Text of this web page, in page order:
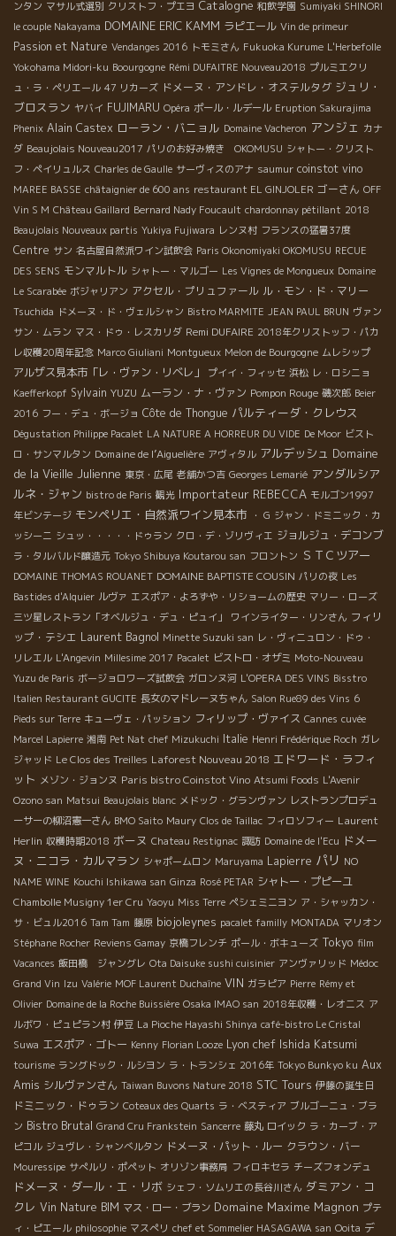
ンタン マサル式選別 クリストフ・プエヨ Catalogne 和飲学園 Sumiyaki SHINORI
le couple Nakayama DOMAINE ERIC KAMM ラピエール Vin de primeur
Passion et Nature Vendanges 2016 トモミさん Fukuoka Kurume L'Herbefolle
Yokohama Midori-ku Boourgogne Rémi DUFAITRE Nouveau2018 プルミエクリ
ュ・ラ・ペリエール 47 リカーズ ドメーヌ・アンドレ・オステルタグ ジュリ・
ブロスラン ヤバイ FUJIMARU Opéra ポール・ルデール Eruption Sakurajima
Phenix Alain Castex ローラン・バニョル Domaine Vacheron アンジェ カナ
ダ Beaujolais Nouveau2017 パリのお好み焼き OKOMUSU シャトー・クリスト
フ・ペイリュルス Charles de Gaulle サーヴィスのアナ saumur coinstot vino
MAREE BASSE châtaignier de 600 ans restaurant EL GINJOLER ゴーさん OFF
Vin S M Château Gaillard Bernard Nady Foucault chardonnay pétillant 2018
Beaujolais Nouveaux partis Yukiya Fujiwara レンヌ村 フランスの猛暑37度
Centre サン 名古屋自然派ワイン試飲会 Paris Okonomiyaki OKOMUSU RECUE
DES SENS モンマルトル シャトー・マルゴー Les Vignes de Mongueux Domaine
Le Scarabée ボジャリアン アクセル・プリュファール ル・モン・ド・マリー
Tsuchida ドメーヌ・ド・ヴェルシャン Bistro MARMITE JEAN PAUL BRUN ヴァン
サン・ムラン マス・ドゥ・レスカリダ Remi DUFAIRE 2018年クリストッフ・パカ
レ収穫20周年記念 Marco Giuliani Montgueux Melon de Bourgogne ムレシップ
アルザス見本市「レ・ヴァン・リベレ」 プイイ・フィッセ 浜松 レ・ロシニョ
Kaefferkopf Sylvain YUZU ムーラン・ナ・ヴァン Pompon Rouge 磯次郎 Beier
2016 フー・デュ・ボージョ Côte de Thongue パルティーダ・クレウス
Dégustation Philippe Pacalet LA NATURE A HORREUR DU VIDE De Moor ビスト
ロ・サンマルタン Domaine de l’Aiguelière アヴィタル アルデッシュ Domaine
de la Vieille Julienne 東京・広尾 老舗かつ吉 Georges Lemarié アンダルシア
ルネ・ジャン bistro de Paris 観光 Importateur REBECCA モルゴン1997
年ビンテージ モンペリエ・自然派ワイン見本市 ・ G ジャン・ドミニック・カ
ッシーニ シュッ・・・・・ドゥラン クロ・デ・ゾリヴィエ ジョルジュ・デコンブ
ラ・タルバルド醸造元 Tokyo Shibuya Koutarou san フロントン ＳＴＣツアー
DOMAINE THOMAS ROUANET DOMAINE BAPTISTE COUSIN パリの夜 Les
Bastides d'Alquier ルヴァ エスポア・よろずや・リショームの歴史 マリー・ローズ
三ツ星レストラン「オベルジュ・デュ・ピュイ」
ワインライター・リンさん フィリ
ップ・テシエ Laurent Bagnol Minette Suzuki san レ・ヴィニュロン・ドゥ・
リレエル L'Angevin Millesime 2017 Pacalet ビストロ・オザミ Moto-Nouveau
Yuzu de Paris ボージョロワーズ試飲会 ガロンヌ河 L'OPERA DES VINS Bisstro
Italien Restaurant GUCITE 長女のマドレーヌちゃん Salon Rue89 des Vins 6
Pieds sur Terre キューヴェ・パッション フィリップ・ヴァイス Cannes cuvée
Marcel Lapierre 湘南 Pet Nat chef Mizukuchi Italie Henri Frédérique Roch ガレ
ジャッド Le Clos des Treilles Laforest Nouveau 2018 エドワード・ラフィ
ット メゾン・ジョンヌ Paris bistro Coinstot Vino Atsumi Foods L'Avenir
Ozono san Matsui Beaujolais blanc メドック・グランヴァン レストランプロデュ
ーサーの柳沼憲一さん BMO Saito Maury Clos de Taillac フィロソフィー Laurent
Herlin 収穫時期2018 ボーヌ Chateau Restignac 諏訪 Domaine de l'Ecu ドメー
ヌ・ニコラ・カルマラン シャポームロン Maruyama Lapierre パリ NO
NAME WINE Kouchi Ishikawa san Ginza Rosé PETAR シャトー・プピーユ
Chambolle Musigny 1er Cru Yaoyu Miss Terre ペシェミニヨン ア・シャッカン・
サ・ビュル2016 Tam Tam 藤原 biojoleynes pacalet familly MONTADA マリオン
Stéphane Rocher Reviens Gamay 京橋フレンチ ポール・ボキューズ Tokyo film
Vacances 飯田橋 ジャングレ Ota Daisuke sushi cuisinier アンヴァリッド Médoc
Grand Vin Izu Valérie MOF Laurent Duchaîne VIN ガラピア Pierre Rémy et
Olivier Domaine de la Roche Buissière Osaka IMAO san 2018年収穫・レオニス ア
ルボワ・ピュピラン村 伊豆 La Pioche Hayashi Shinya café-bistro Le Cristal
Suwa エスポア・ゴトー Kenny Florian Looze Lyon chef Ishida Katsumi
tourisme ラングドック・ルシヨン ラ・トランシェ 2016年 Tokyo Bunkyo ku Aux
Amis シルヴァンさん Taiwan Buvons Nature 2018 STC Tours 伊藤の誕生日
ドミニック・ドゥラン Coteaux des Quarts ラ・ベスティア ブルゴーニュ・ブラ
ン Bistro Brutal Grand Cru Frankstein Sancerre 藤丸 ロイック ラ・カーブ・ア
ピコル ジュヴレ・シャンべルタン ドメーヌ・パット・ルー クラウン・バー
Mouressipe サぺルリ・ポペット オリゾン事務局 フィロキセラ チーズフォンデュ
ドメーヌ・ダール・エ・リボ シェフ・ソムリエの長谷川さん ダミアン・コ
クレ Vin Nature BIM マス・ロー・ブラン Domaine Maxime Magnon プテ
ィ・ピエール philosophie マスぺリ chef et Sommelier HASAGAWA san Ooita デ